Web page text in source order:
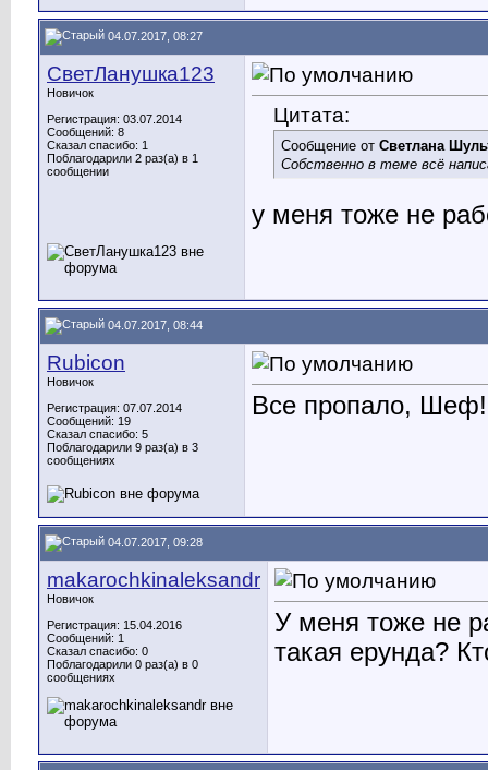
04.07.2017, 08:27
СветЛанушка123
Новичок
Регистрация: 03.07.2014
Сообщений: 8
Сказал спасибо: 1
Поблагодарили 2 раз(а) в 1
сообщении
Цитата:
Сообщение от Светлана
Собственно в теме всё
у меня тоже не
04.07.2017, 08:44
Rubicon
Новичок
Регистрация: 07.07.2014
Сообщений: 19
Сказал спасибо: 5
Поблагодарили 9 раз(а) в 3
сообщениях
Все пропало,
04.07.2017, 09:28
makarochkinaleksandr
Новичок
Регистрация: 15.04.2016
Сообщений: 1
Сказал спасибо: 0
Поблагодарили 0 раз(а) в 0
сообщениях
У меня тоже не
такая ерунда?